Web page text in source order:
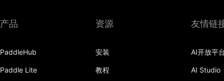
产品
PaddleHub
Paddle Lite
资源
安装
教程
友情链
AI开放平
AI Studio